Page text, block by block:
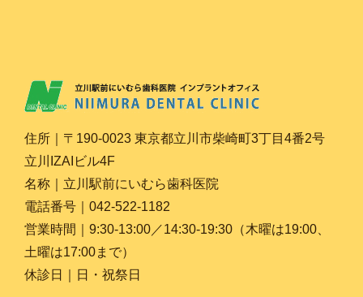
住所｜〒190-0023 東京都立川市柴崎町3丁目4番2号
立川IZAIビル4F
名称｜立川駅前にいむら歯科医院
電話番号｜042-522-1182
営業時間｜9:30-13:00／14:30-19:30（木曜は19:00、
土曜は17:00まで）
休診日｜日・祝祭日